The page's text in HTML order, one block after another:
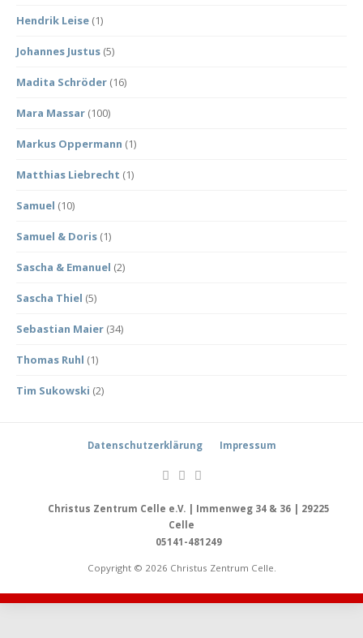
Hendrik Leise (1)
Johannes Justus (5)
Madita Schröder (16)
Mara Massar (100)
Markus Oppermann (1)
Matthias Liebrecht (1)
Samuel (10)
Samuel & Doris (1)
Sascha & Emanuel (2)
Sascha Thiel (5)
Sebastian Maier (34)
Thomas Ruhl (1)
Tim Sukowski (2)
Datenschutzerklärung Impressum
Christus Zentrum Celle e.V. | Immenweg 34 & 36 | 29225
Celle
05141-481249
Copyright © 2026 Christus Zentrum Celle.